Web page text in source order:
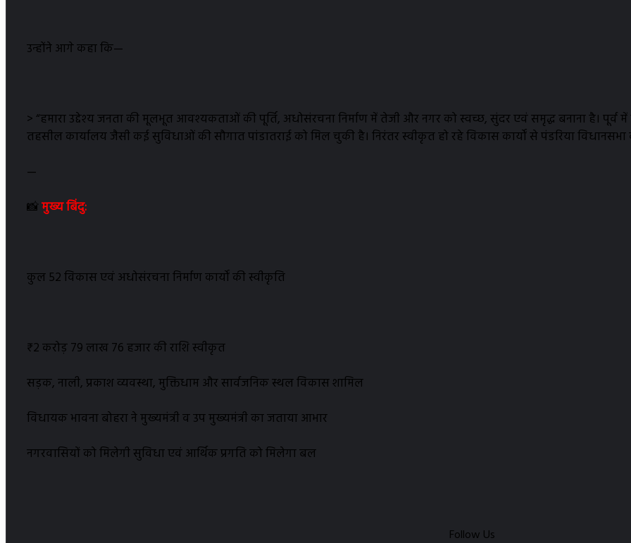
उन्होंने आगे कहा कि—
> “हमारा उद्देश्य जनता की मूलभूत आवश्यकताओं की पूर्ति, अधोसंरचना निर्माण में तेजी और नगर को स्वच्छ, सुंदर एवं समृद्ध बनाना है।
तहसील कार्यालय जैसी कई सुविधाओं की सौगात पांडातराई को मिल चुकी है। निरंतर स्वीकृत हो रहे विकास कार्यों से पंडरिया
—
📸 मुख्य बिंदु:
कुल 52 विकास एवं अधोसंरचना निर्माण कार्यों की स्वीकृति
₹2 करोड़ 79 लाख 76 हजार की राशि स्वीकृत
सड़क, नाली, प्रकाश व्यवस्था, मुक्तिधाम और सार्वजनिक स्थल विकास शामिल
विधायक भावना बोहरा ने मुख्यमंत्री व उप मुख्यमंत्री का जताया आभार
नगरवासियों को मिलेगी सुविधा एवं आर्थिक प्रगति को मिलेगा बल
Follow Us